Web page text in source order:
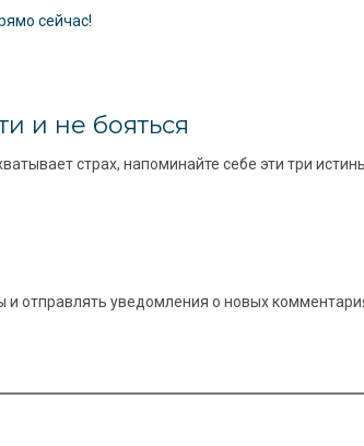
сейчас!
и не бояться
страх, напоминайте себе эти три
отправлять уведомления о новых